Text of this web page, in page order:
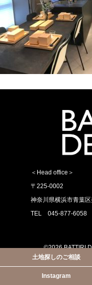
＜Head office＞
〒225-0002
神奈川県横浜市青葉
TEL 045-877-6058
©2026 BATTIRI
土地探しのご相談
Instagram